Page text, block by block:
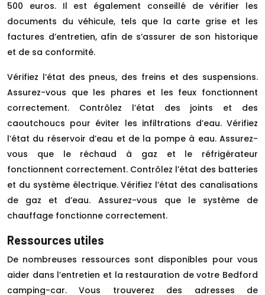
500 euros. Il est également conseillé de vérifier les
documents du véhicule, tels que la carte grise et les
factures d’entretien, afin de s’assurer de son historique
et de sa conformité.
Vérifiez l’état des pneus, des freins et des suspensions.
Assurez-vous que les phares et les feux fonctionnent
correctement. Contrôlez l’état des joints et des
caoutchoucs pour éviter les infiltrations d’eau. Vérifiez
l’état du réservoir d’eau et de la pompe à eau. Assurez-
vous que le réchaud à gaz et le réfrigérateur
fonctionnent correctement. Contrôlez l’état des batteries
et du système électrique. Vérifiez l’état des canalisations
de gaz et d’eau. Assurez-vous que le système de
chauffage fonctionne correctement.
Ressources utiles
De nombreuses ressources sont disponibles pour vous
aider dans l’entretien et la restauration de votre Bedford
camping-car. Vous trouverez des adresses de